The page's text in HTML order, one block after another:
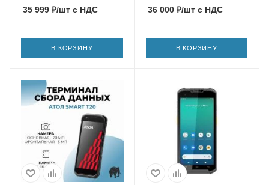
35 999 ₽/шт с НДС
В КОРЗИНУ
36 000₽/штс НДС
В КОРЗИНУ